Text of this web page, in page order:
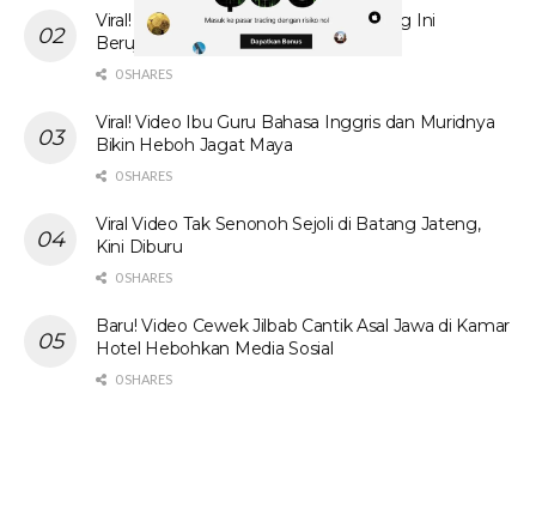
Viral! Tante Prank Ojol di Kolam Renang Ini
Berujung Tak Terduga
0 SHARES
Viral! Video Ibu Guru Bahasa Inggris dan Muridnya
Bikin Heboh Jagat Maya
0 SHARES
Viral Video Tak Senonoh Sejoli di Batang Jateng,
Kini Diburu
0 SHARES
Baru! Video Cewek Jilbab Cantik Asal Jawa di Kamar
Hotel Hebohkan Media Sosial
0 SHARES